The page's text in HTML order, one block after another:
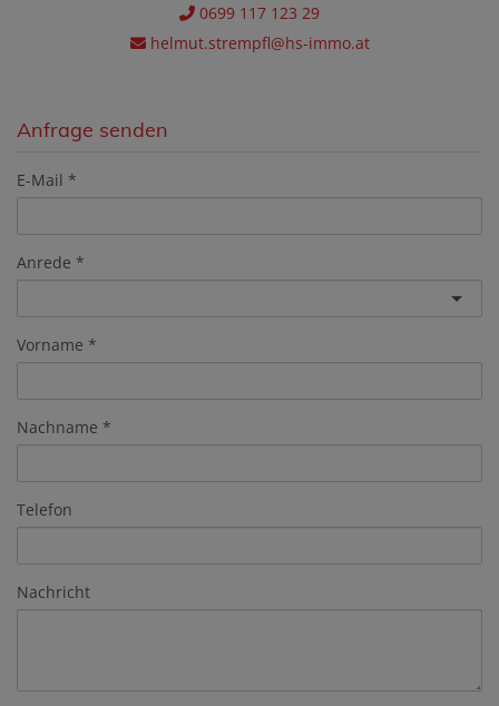
0699 117 123 29
helmut.strempfl@hs-immo.at
Anfrage senden
E-Mail
Anrede
Vorname
Nachname
Telefon
Nachricht